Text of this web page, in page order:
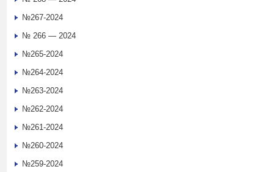
№267-2024
№ 266 — 2024
№265-2024
№264-2024
№263-2024
№262-2024
№261-2024
№260-2024
№259-2024